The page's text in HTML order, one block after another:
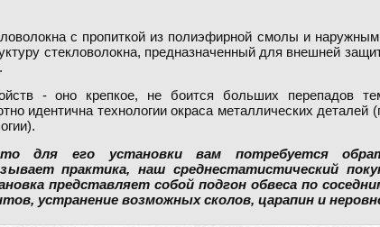
с пропиткой из полиэфирной смолы и
стекловолокна, предназначенный для внешней
- оно крепкое, не боится больших перепадов
идентична технологии окраса металлических деталей
для его установки вам потребуется
практика, наш среднестатистический
представляет собой подгон обвеса по
устранение возможных сколов, царапин и